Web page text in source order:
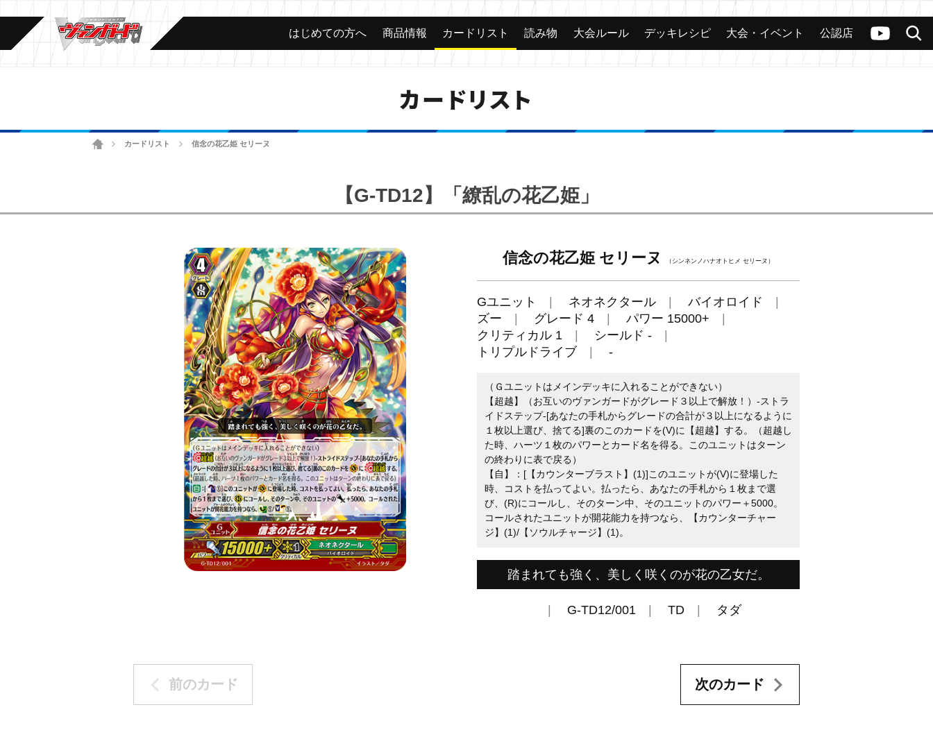
ヴァンガードch
検索
カード 大会 公認店舗 その他
はじめての方へ 商品情報 カードリスト 読み物 大会ルール デッキレシピ 大会・イベント 公認店
カードリスト
ホームカードリスト 信念の花乙姫 セリーヌ
【G-TD12】「繚乱の花乙姫」
信念の花乙姫 セリーヌ （シンネンノハナオトヒメ セリーヌ）
Gユニット ネオネクタール
バイオロイド
ズー
グレード 4
パワー 15000+
クリティカル 1
シールド -
トリプルドライブ
-
（Ｇユニットはメインデッキに入れることができない）
【超越】（お互いのヴァンガードがグレード３以上で解放！）-ストラ
イドステップ-[あなたの手札からグレードの合計が３以上になるように
１枚以上選び、捨てる]裏のこのカードを(V)に【超越】する。（超越し
た時、ハーツ１枚のパワーとカード名を得る。このユニットはターン
の終わりに表で戻る）
【自】：[【カウンターブラスト】(1)]このユニットが(V)に登場した
時、コストを払ってよい。払ったら、あなたの手札から１枚まで選
び、(R)にコールし、そのターン中、そのユニットのパワー＋5000。
コールされたユニットが開花能力を持つなら、【カウンターチャー
ジ】(1)/【ソウルチャージ】(1)。
踏まれても強く、美しく咲くのが花の乙女だ。
G-TD12/001 TD タダ
前のカード 次のカード